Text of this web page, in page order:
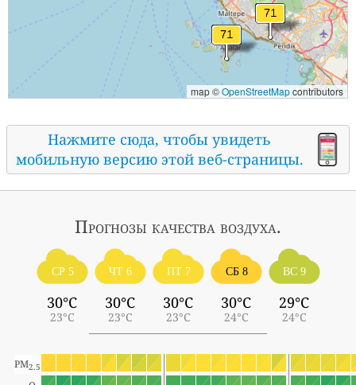
map ©OpenStreetMapcontributors
Нажмите сюда, чтобы увидеть
мобильную версию этой веб-страницы.
Прогнозы качества воздуха.
СР 5
30°C
23°C
ЧТ 6
30°C
23°C
ПТ 7
30°C
23°C
СБ 8
30°C
24°C
ВС 9
29°C
24°C
PM2.5